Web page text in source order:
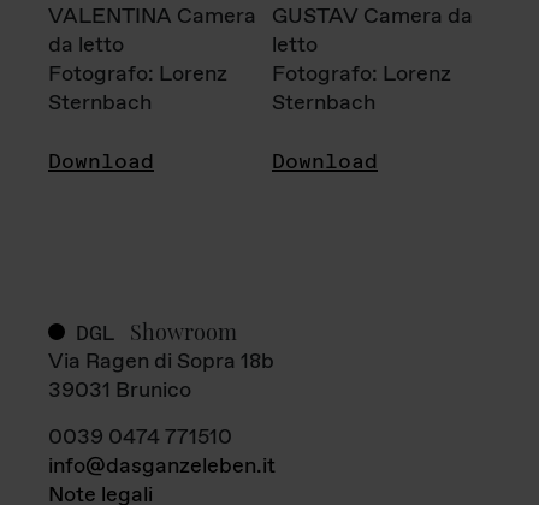
VALENTINA Camera
da letto
Fotografo: Lorenz
Sternbach
Download
GUSTAV Camera da
letto
Fotografo: Lorenz
Sternbach
Download
DGL Showroom
Via Ragen di Sopra 18b
39031 Brunico
0039 0474 771510
info@dasganzeleben.it
Note legali